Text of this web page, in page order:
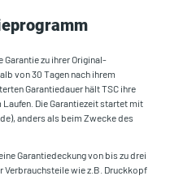
zu ihrer Original-
von 30 Tagen nach ihrem
Garantiedauer hält TSC ihre
Die Garantiezeit startet mit
anders als beim Zwecke des
Garantiedeckung von bis zu drei
wie z.B. Druckkopf